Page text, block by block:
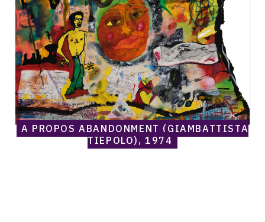
(Giambattista
Tiepolo),
1974
A PROPOS ABANDONMENT (GIAMBATTISTA
TIEPOLO), 1974